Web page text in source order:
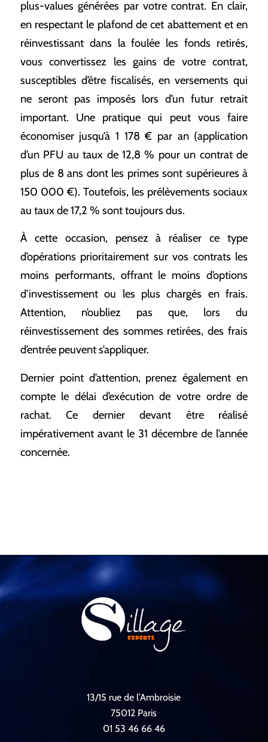
plus-values générées par votre contrat. En clair,
en respectant le plafond de cet abattement et en
réinvestissant dans la foulée les fonds retirés,
vous convertissez les gains de votre contrat,
susceptibles d’être fiscalisés, en versements qui
ne seront pas imposés lors d’un futur retrait
important. Une pratique qui peut vous faire
économiser jusqu’à 1 178 € par an (application
d’un PFU au taux de 12,8 % pour un contrat de
plus de 8 ans dont les primes sont supérieures à
150 000 €). Toutefois, les prélèvements sociaux
au taux de 17,2 % sont toujours dus.
À cette occasion, pensez à réaliser ce type
d’opérations prioritairement sur vos contrats les
moins performants, offrant le moins d’options
d’investissement ou les plus chargés en frais.
Attention, n’oubliez pas que, lors du
réinvestissement des sommes retirées, des frais
d’entrée peuvent s’appliquer.
Dernier point d’attention, prenez également en
compte le délai d’exécution de votre ordre de
rachat. Ce dernier devant être réalisé
impérativement avant le 31 décembre de l’année
concernée.
13/15 rue de l’Ambroisie
75012 Paris
01 53 46 66 46